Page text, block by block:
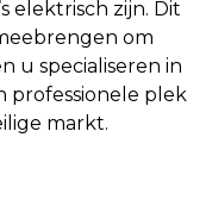
elektrisch zijn. Dit
om
u specialiseren in
professionele plek
markt.